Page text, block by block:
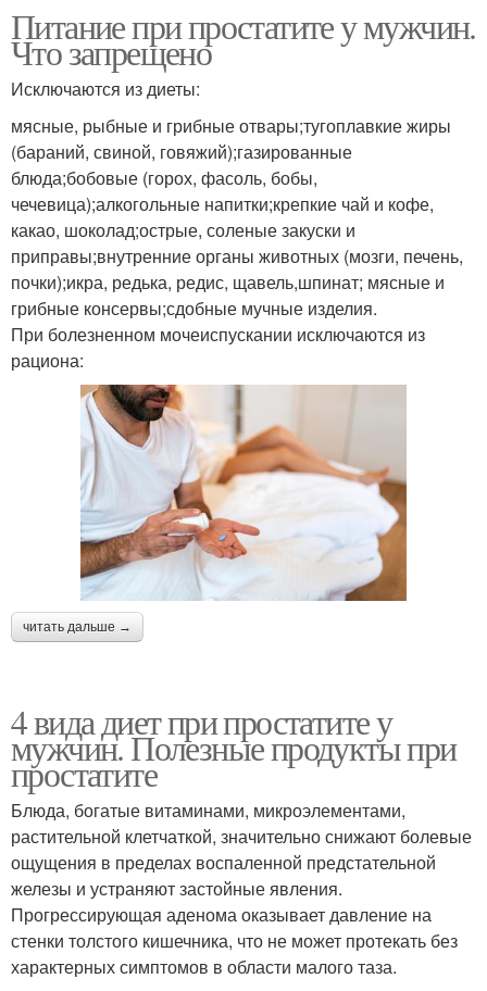
Питание при простатите у мужчин.
Что запрещено
Исключаются из диеты:
мясные, рыбные и грибные отвары;тугоплавкие жиры
(бараний, свиной, говяжий);газированные
блюда;бобовые (горох, фасоль, бобы,
чечевица);алкогольные напитки;крепкие чай и кофе,
какао, шоколад;острые, соленые закуски и
приправы;внутренние органы животных (мозги, печень,
почки);икра, редька, редис, щавель,шпинат; мясные и
грибные консервы;сдобные мучные изделия.
При болезненном мочеиспускании исключаются из
рациона:
читать дальше →
4 вида диет при простатите у
мужчин. Полезные продукты при
простатите
Блюда, богатые витаминами, микроэлементами,
растительной клетчаткой, значительно снижают болевые
ощущения в пределах воспаленной предстательной
железы и устраняют застойные явления.
Прогрессирующая аденома оказывает давление на
стенки толстого кишечника, что не может протекать без
характерных симптомов в области малого таза.